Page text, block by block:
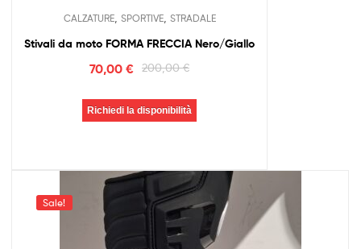
CALZATURE, SPORTIVE, STRADALE
Stivali da moto FORMA FRECCIA Nero/Giallo
200,00€
70,00€
Richiedi la disponibilità
Sale!